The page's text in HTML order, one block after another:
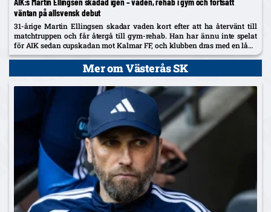
väntan på allsvensk debut
31-årige Martin Ellingsen skadar vaden kort efter att ha återvänt till
matchtruppen och får återgå till gym-rehab. Han har ännu inte spelat
för AIK sedan cupskadan mot Kalmar FF, och klubben dras med en lång
skadelista som nu också utreds...
Mer om Västerås SK